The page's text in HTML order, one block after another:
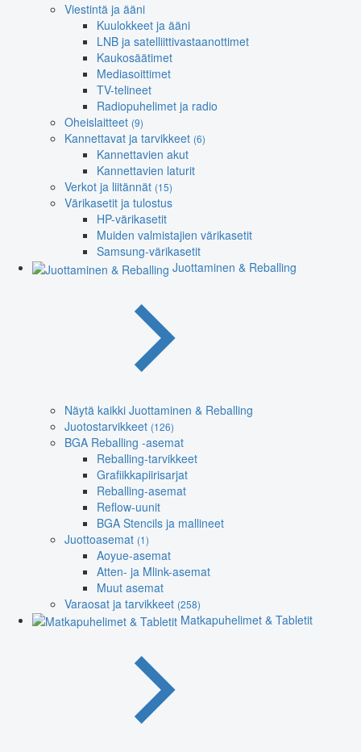
Viestintä ja ääni
Kuulokkeet ja ääni
LNB ja satelliittivastaanottimet
Kaukosäätimet
Mediasoittimet
TV-telineet
Radiopuhelimet ja radio
Oheislaitteet (9)
Kannettavat ja tarvikkeet (6)
Kannettavien akut
Kannettavien laturit
Verkot ja liitännät (15)
Värikasetit ja tulostus
HP-värikasetit
Muiden valmistajien värikasetit
Samsung-värikasetit
Juottaminen & Reballing
Näytä kaikki Juottaminen & Reballing
Juotostarvikkeet (126)
BGA Reballing -asemat
Reballing-tarvikkeet
Grafiikkapiirisarjat
Reballing-asemat
Reflow-uunit
BGA Stencils ja mallineet
Juottoasemat (1)
Aoyue-asemat
Atten- ja Mlink-asemat
Muut asemat
Varaosat ja tarvikkeet (258)
Matkapuhelimet & Tabletit